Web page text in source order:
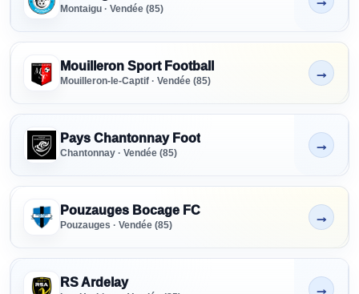
Montaigu · Vendée (85)
Mouilleron Sport Football
Mouilleron-le-Captif · Vendée (85)
Non indiqué
→
Pays Chantonnay Foot
Chantonnay · Vendée (85)
Non indiqué
→
Pouzauges Bocage FC
Pouzauges · Vendée (85)
Non indiqué
→
RS Ardelay
Non indiqué
→